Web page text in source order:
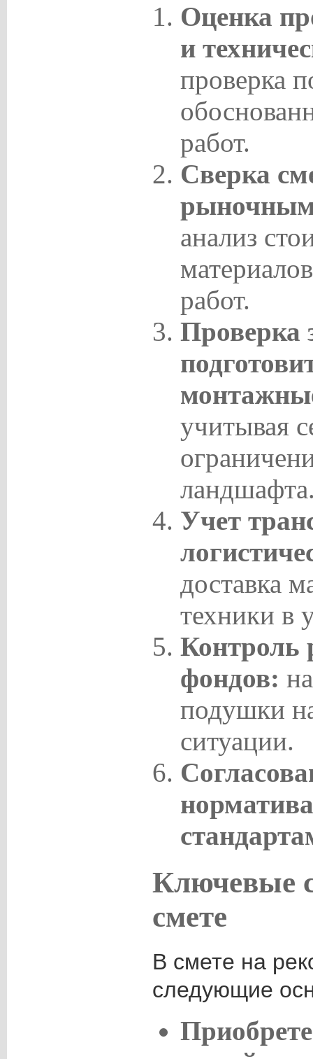
Оценка
и
проверка
работ.
Сверка
анализ
работ.
Проверка
учитывая
Учет
доставка
техники в
Контроль
фондов:
подушки
ситуации.
Ключевые
смете
В смете на
следующие